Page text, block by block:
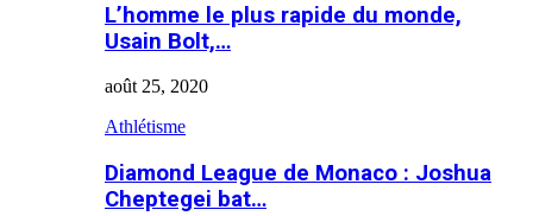
L’homme le plus rapide du monde,
Usain Bolt,…
août 25, 2020
Athlétisme
Diamond League de Monaco : Joshua
Cheptegei bat…